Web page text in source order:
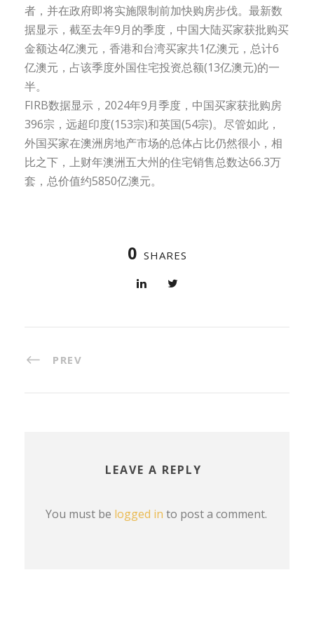
者，并在政府即将实施限制前加快购房步伐。最新数
据显示，截至去年9月的季度，中国大陆买家获批购买
金额达4亿澳元，香港和台湾买家共1亿澳元，总计6
亿澳元，占该季度外国住宅投资总额(13亿澳元)的一
半。
FIRB数据显示，2024年9月季度，中国买家获批购房
396宗，远超印度(153宗)和英国(54宗)。尽管如此，
外国买家在澳洲房地产市场的总体占比仍然很小，相
比之下，上财年澳洲五大州的住宅销售总数达66.3万
套，总价值约5850亿澳元。
0 SHARES
PREV
LEAVE A REPLY
You must be logged in to post a comment.